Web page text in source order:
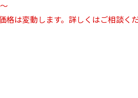
は変動します。詳しくはご相談くだ